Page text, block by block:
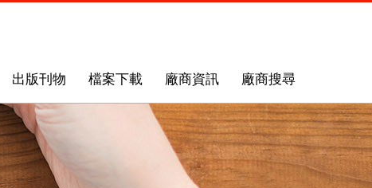
出版刊物 檔案下載 廠商資訊 廠商搜尋